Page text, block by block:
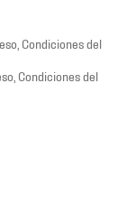
Condiciones del
Condiciones del